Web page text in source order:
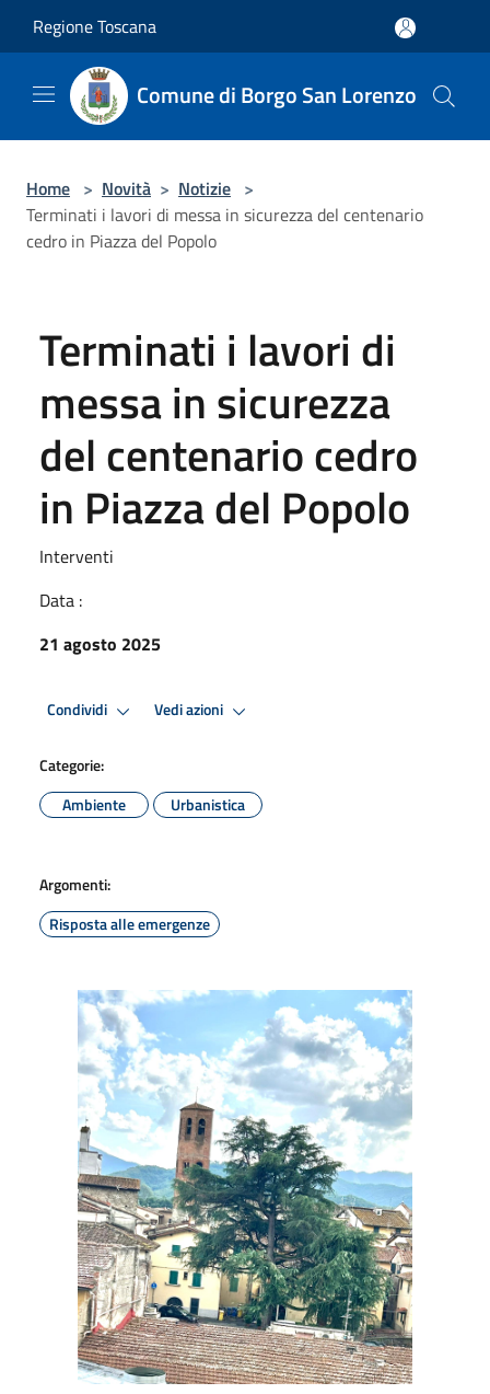
Regione Toscana
Comune di Borgo San Lorenzo
Home > Novità > Notizie >
Terminati i lavori di messa in sicurezza del centenario
cedro in Piazza del Popolo
Terminati i lavori di
messa in sicurezza
del centenario cedro
in Piazza del Popolo
Interventi
Data :
21 agosto 2025
Condividi Vedi azioni
Categorie:
Ambiente
Urbanistica
Argomenti:
Risposta alle emergenze